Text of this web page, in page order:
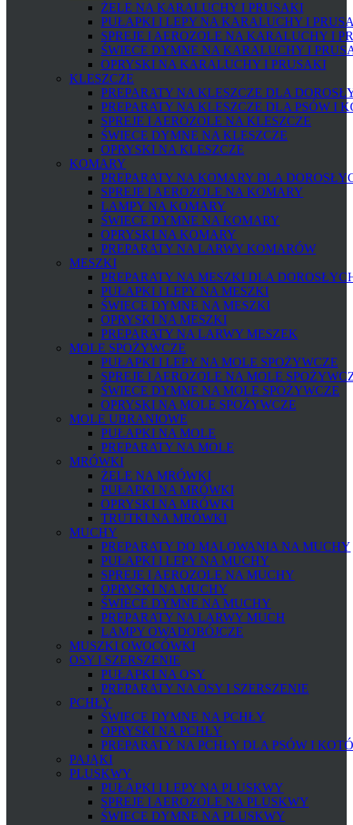
ŻELE NA KARALUCHY I PRUSAKI
PUŁAPKI I LEPY NA KARALUCHY I
SPREJE I AEROZOLE NA KARALUCHY I
ŚWIECE DYMNE NA KARALUCHY I
OPRYSKI NA KARALUCHY I PRUSAKI
KLESZCZE
PREPARATY NA KLESZCZE DLA
PREPARATY NA KLESZCZE DLA PSÓW I
SPREJE I AEROZOLE NA KLESZCZE
ŚWIECE DYMNE NA KLESZCZE
OPRYSKI NA KLESZCZE
KOMARY
PREPARATY NA KOMARY DLA
SPREJE I AEROZOLE NA KOMARY
LAMPY NA KOMARY
ŚWIECE DYMNE NA KOMARY
OPRYSKI NA KOMARY
PREPARATY NA LARWY KOMARÓW
MESZKI
PREPARATY NA MESZKI DLA
PUŁAPKI I LEPY NA MESZKI
ŚWIECE DYMNE NA MESZKI
OPRYSKI NA MESZKI
PREPARATY NA LARWY MESZEK
MOLE SPOŻYWCZE
PUŁAPKI I LEPY NA MOLE SPOŻYWCZE
SPREJE I AEROZOLE NA MOLE
ŚWIECE DYMNE NA MOLE SPOŻYWCZE
OPRYSKI NA MOLE SPOŻYWCZE
MOLE UBRANIOWE
PUŁAPKI NA MOLE
PREPARATY NA MOLE
MRÓWKI
ŻELE NA MRÓWKI
PUŁAPKI NA MRÓWKI
OPRYSKI NA MRÓWKI
TRUTKI NA MRÓWKI
MUCHY
PREPARATY DO MALOWANIA NA MUCHY
PUŁAPKI I LEPY NA MUCHY
SPREJE I AEROZOLE NA MUCHY
OPRYSKI NA MUCHY
ŚWIECE DYMNE NA MUCHY
PREPARATY NA LARWY MUCH
LAMPY OWADOBÓJCZE
MUSZKI OWOCÓWKI
OSY I SZERSZENIE
PUŁAPKI NA OSY
PREPARATY NA OSY I SZERSZENIE
PCHŁY
ŚWIECE DYMNE NA PCHŁY
OPRYSKI NA PCHŁY
PREPARATY NA PCHŁY DLA PSÓW I
PAJĄKI
PLUSKWY
PUŁAPKI I LEPY NA PLUSKWY
SPREJE I AEROZOLE NA PLUSKWY
ŚWIECE DYMNE NA PLUSKWY